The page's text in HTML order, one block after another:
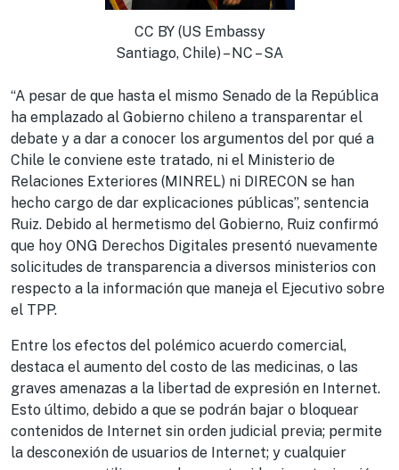
CC BY (US Embassy
Santiago, Chile) – NC – SA
“A pesar de que hasta el mismo Senado de la República
ha emplazado al Gobierno chileno a transparentar el
debate y a dar a conocer los argumentos del por qué a
Chile le conviene este tratado, ni el Ministerio de
Relaciones Exteriores (MINREL) ni DIRECON se han
hecho cargo de dar explicaciones públicas”, sentencia
Ruiz. Debido al hermetismo del Gobierno, Ruiz confirmó
que hoy ONG Derechos Digitales presentó nuevamente
solicitudes de transparencia a diversos ministerios con
respecto a la información que maneja el Ejecutivo sobre
el TPP.
Entre los efectos del polémico acuerdo comercial,
destaca el aumento del costo de las medicinas, o las
graves amenazas a la libertad de expresión en Internet.
Esto último, debido a que se podrán bajar o bloquear
contenidos de Internet sin orden judicial previa; permite
la desconexión de usuarios de Internet; y cualquier